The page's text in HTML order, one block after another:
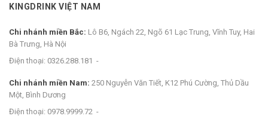
KINGDRINK VIỆT NAM
Chi nhánh miền Bắc: Lô B6, Ngách 22, Ngõ 61 Lạc Trung, Vĩnh Tuy, Hai
Bà Trưng, Hà Nội
Điện thoại: 0326.288.181 -
Chi nhánh miền Nam: 250 Nguyễn Văn Tiết, K12 Phú Cường, Thủ Dầu
Một, Bình Dương
Điện thoại: 0978.9999.72 -